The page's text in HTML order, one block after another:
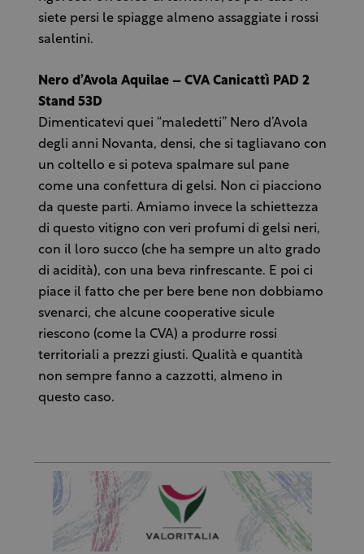
siete persi le spiagge almeno assaggiate i rossi
salentini.
Nero d’Avola Aquilae – CVA Canicattì PAD 2
Stand 53D
Dimenticatevi quei “maledetti” Nero d’Avola
degli anni Novanta, densi, che si tagliavano con
un coltello e si poteva spalmare sul pane
come una confettura di gelsi. Non ci piacciono
da queste parti. Amiamo invece la schiettezza
di questo vitigno con veri profumi di gelsi neri,
con il loro succo (che ha sempre un alto grado
di acidità), con una beva rinfrescante. E poi ci
piace il fatto che per bere bene non dobbiamo
svenarci, che alcune cooperative sicule
riescono (come la CVA) a produrre rossi
territoriali a prezzi giusti. Qualità e quantità
non sempre fanno a cazzotti, almeno in
questo caso.